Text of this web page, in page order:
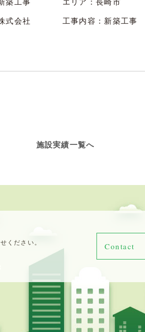
式会社
工事内容：新築工事
施設実績一覧へ
ください。 Contact